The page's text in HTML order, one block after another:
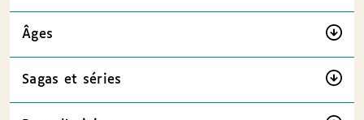
Âges
Sagas et séries